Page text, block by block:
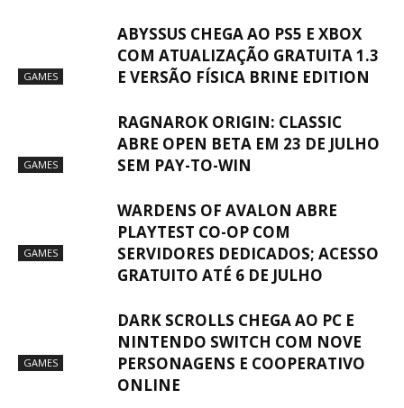
GAMES
ABYSSUS CHEGA AO PS5 E XBOX
COM ATUALIZAÇÃO GRATUITA 1.3
E VERSÃO FÍSICA BRINE EDITION
GAMES
RAGNAROK ORIGIN: CLASSIC
ABRE OPEN BETA EM 23 DE JULHO
SEM PAY-TO-WIN
GAMES
WARDENS OF AVALON ABRE
PLAYTEST CO-OP COM
SERVIDORES DEDICADOS; ACESSO
GRATUITO ATÉ 6 DE JULHO
GAMES
DARK SCROLLS CHEGA AO PC E
NINTENDO SWITCH COM NOVE
PERSONAGENS E COOPERATIVO
ONLINE